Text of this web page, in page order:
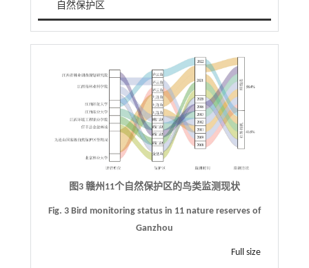
自然保护区
图3 赣州11个自然保护区的鸟类监测现状
Fig. 3 Bird monitoring status in 11 nature reserves of
Ganzhou
Full size